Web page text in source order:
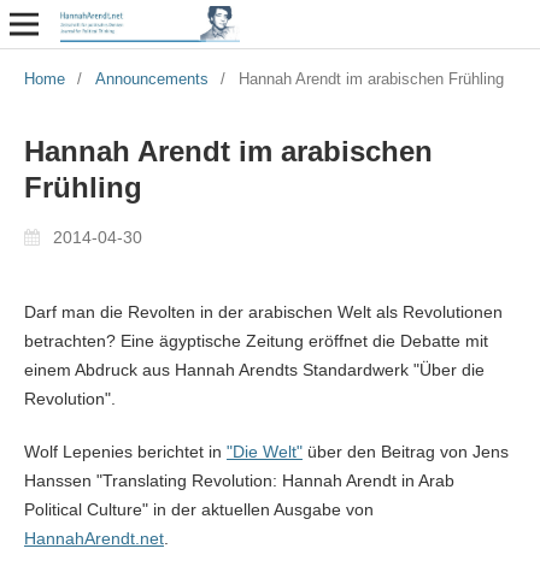
Home / Announcements / Hannah Arendt im arabischen Frühling
Hannah Arendt im arabischen
Frühling
2014-04-30
Darf man die Revolten in der arabischen Welt als Revolutionen
betrachten? Eine ägyptische Zeitung eröffnet die Debatte mit
einem Abdruck aus Hannah Arendts Standardwerk "Über die
Revolution".
Wolf Lepenies berichtet in "Die Welt"über den Beitrag von Jens
Hanssen "Translating Revolution: Hannah Arendt in Arab
Political Culture" in der aktuellen Ausgabe von
HannahArendt.net.